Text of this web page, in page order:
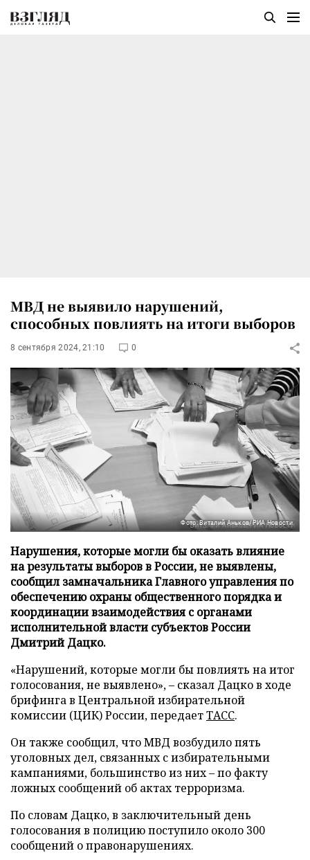
МВД не выявило нарушений,
способных повлиять на итоги выборов
8 сентября 2024, 21:10 0
Фото: Виталий Аньков/РИА Новости
Нарушения, которые могли бы оказать влияние
на результаты выборов в России, не выявлены,
сообщил замначальника Главного управления по
обеспечению охраны общественного порядка и
координации взаимодействия с органами
исполнительной власти субъектов России
Дмитрий Дацко.
«Нарушений, которые могли бы повлиять на итог
голосования, не выявлено», – сказал Дацко в ходе
брифинга в Центральной избирательной
комиссии (ЦИК) России, передаетТАСС.
Он также сообщил, что МВД возбудило пять
уголовных дел, связанных с избирательными
кампаниями, большинство из них – по факту
ложных сообщений об актах терроризма.
По словам Дацко, в заключительный день
голосования в полицию поступило около 300
сообщений о правонарушениях.